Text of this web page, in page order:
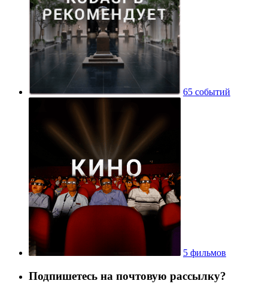
65 событий
5 фильмов
Подпишетесь на почтовую рассылку?